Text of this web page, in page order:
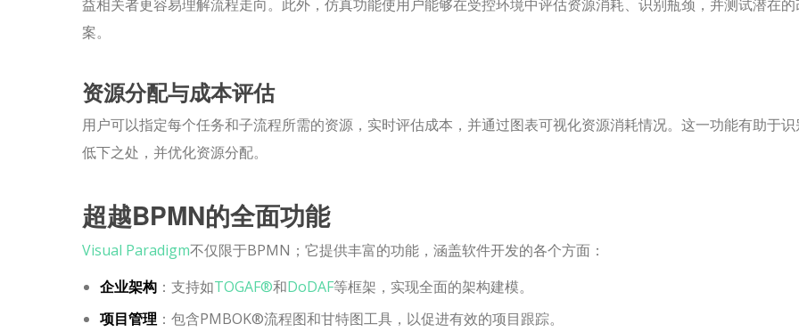
益相关者更容易理解流程走向。此外，仿真功能使用户能够在受控环境中评估资源消耗、识别瓶颈，并测试潜在
案。
资源分配与成本评估
用户可以指定每个任务和子流程所需的资源，实时评估成本，并通过图表可视化资源消耗情况。这一功能有助于识
低下之处，并优化资源分配。
超越BPMN的全面功能
Visual Paradigm不仅限于BPMN；它提供丰富的功能，涵盖软件开发的各个方面：
企业架构 ：支持如TOGAF®和DoDAF等框架，实现全面的架构建模。
项目管理 ：包含PMBOK®流程图和甘特图工具，以促进有效的项目跟踪。